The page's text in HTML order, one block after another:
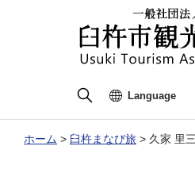
Language
ホーム > 臼杵まなび旅 > 久家 里三